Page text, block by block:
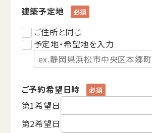
建築予定地
ご住所と同じ
予定地・希望地を入力
ご予約希望日時
第1希望日
第2希望日